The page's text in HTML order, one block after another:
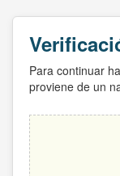
Para continuar
proviene de un